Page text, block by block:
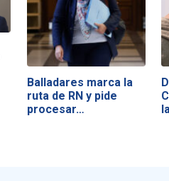
Balladares marca la
ruta de RN y pide
procesar…